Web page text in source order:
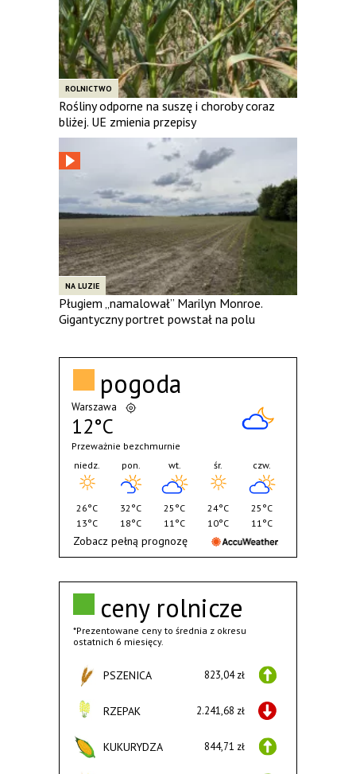
ROLNICTWO
Rośliny odporne na suszę i choroby coraz
bliżej. UE zmienia przepisy
NA LUZIE
Pługiem „namalował” Marilyn Monroe.
Gigantyczny portret powstał na polu
ceny rolnicze
*Prezentowane ceny to średnia z okresu
ostatnich 6 miesięcy.
PSZENICA 823,04 zł
RZEPAK 2.241,68 zł
KUKURYDZA 844,71 zł
pogoda
Warszawa
12°C
Przeważnie bezchmurnie
niedz.
26°C
13°C
pon.
32°C
18°C
wt.
25°C
11°C
śr.
24°C
10°C
czw.
25°C
11°C
Zobacz pełną prognozę